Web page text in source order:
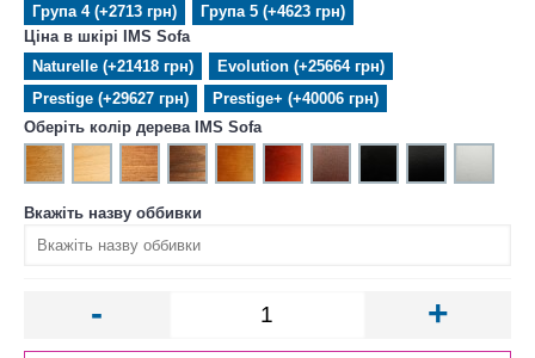
Група 4 (+2713 грн)
Група 5 (+4623 грн)
Ціна в шкірі IMS Sofa
Naturelle (+21418 грн)
Evolution (+25664 грн)
Prestige (+29627 грн)
Prestige+ (+40006 грн)
Оберіть колір дерева IMS Sofa
Вкажіть назву оббивки
- +